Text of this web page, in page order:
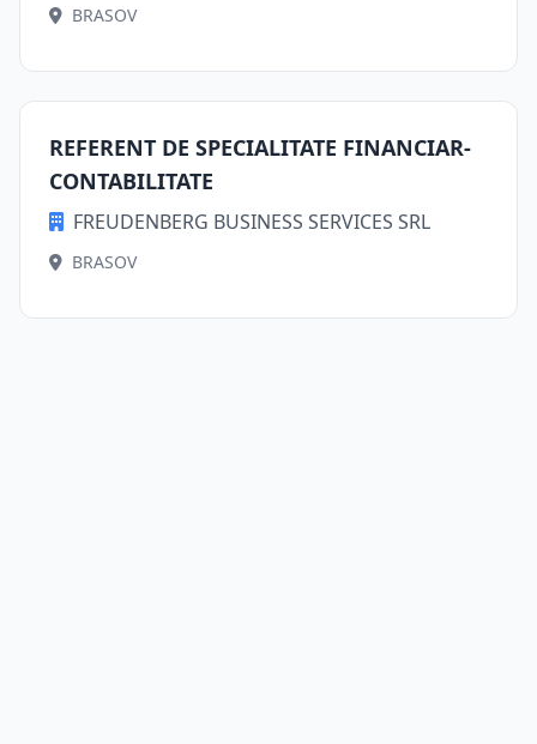
BRASOV
REFERENT DE SPECIALITATE FINANCIAR-
CONTABILITATE
FREUDENBERG BUSINESS SERVICES SRL
BRASOV